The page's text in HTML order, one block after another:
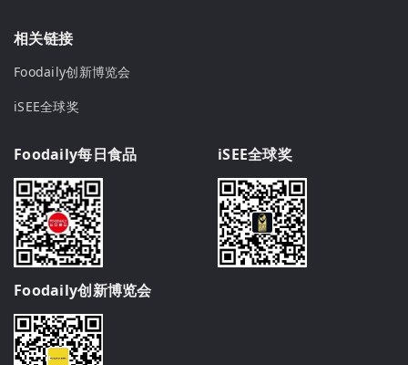
相关链接
Foodaily创新博览会
iSEE全球奖
Foodaily每日食品 iSEE全球奖
Foodaily创新博览会